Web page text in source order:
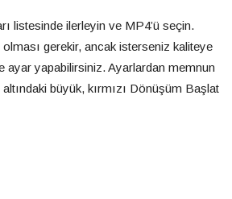
listesinde ilerleyin ve MP4’ü seçin.
olması gerekir, ancak isterseniz kaliteye
ayar yapabilirsiniz. Ayarlardan memnun
büyük, kırmızı Dönüşüm Başlat